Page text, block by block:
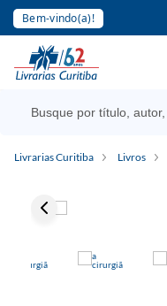
Bem-vindo(a)!
Livrarias Curitiba Livros